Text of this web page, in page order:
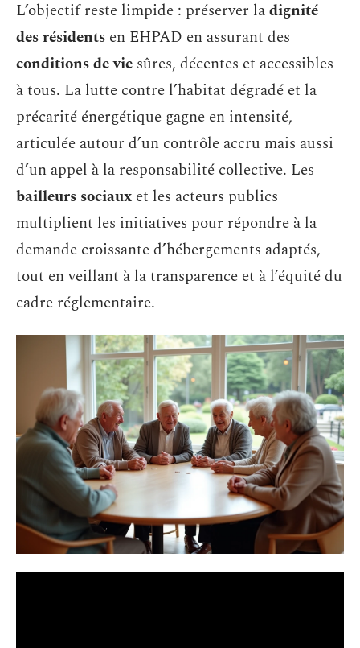
L’objectif reste limpide : préserver ladignité
des résidents en EHPAD en assurant des
conditions de vie sûres, décentes et accessibles
à tous. La lutte contre l’habitat dégradé et la
précarité énergétique gagne en intensité,
articulée autour d’un contrôle accru mais aussi
d’un appel à la responsabilité collective. Les
bailleurs sociaux et les acteurs publics
multiplient les initiatives pour répondre à la
demande croissante d’hébergements adaptés,
tout en veillant à la transparence et à l’équité du
cadre réglementaire.